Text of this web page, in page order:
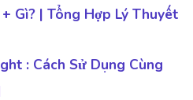
Gì? | Tổng Hợp Lý Thuyết
: Cách Sử Dụng Cùng